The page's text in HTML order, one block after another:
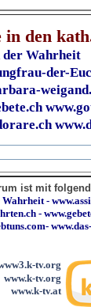
in den
der Wahrheit
der-
ist mit
Wahrheit-
-
-
tv.org
www.k-tv.org
www.k-tv.at